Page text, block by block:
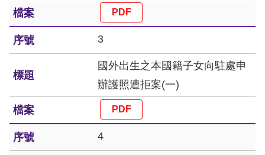
情
申
訴
人
資
料
庫
3
國外出生之本國籍子女向駐處申
辦護照遭拒案(一)
4